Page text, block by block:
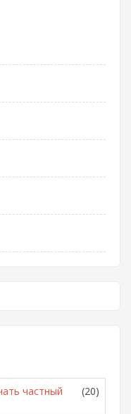
частный
(20)